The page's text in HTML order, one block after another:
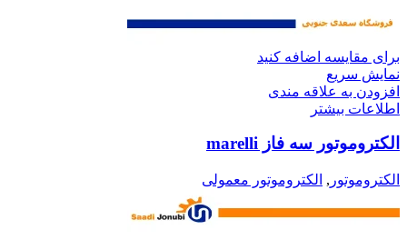
برای مقایسه اضافه کنید
نمایش سریع
افزودن به علاقه مندی
اطلاعات بیشتر
الکتروموتور سه فاز marelli
الکتروموتور , الکتروموتور معمولی